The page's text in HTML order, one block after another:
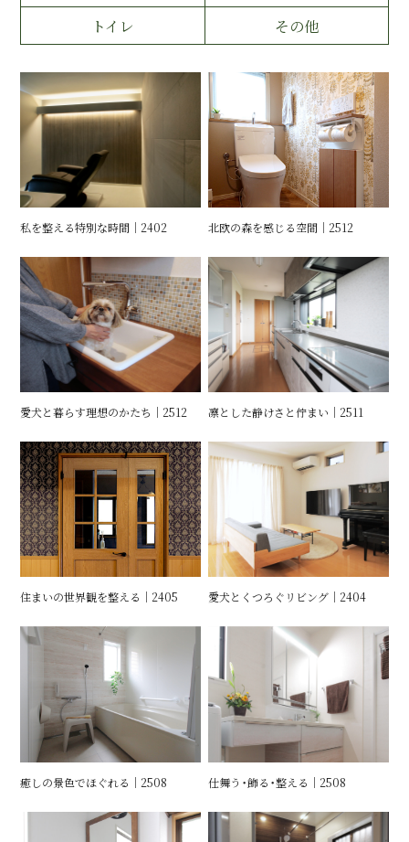
運営会社情報
来店予約
お問い合わせ
トイレ
その他
私を整える特別な時間｜2402 北欧の森を感じる空間｜2512
愛犬と暮らす理想のかたち｜2512 凛とした静けさと佇まい｜2511
住まいの世界観を整える｜2405 愛犬とくつろぐリビング｜2404
癒しの景色でほぐれる｜2508 仕舞う・飾る・整える｜2508